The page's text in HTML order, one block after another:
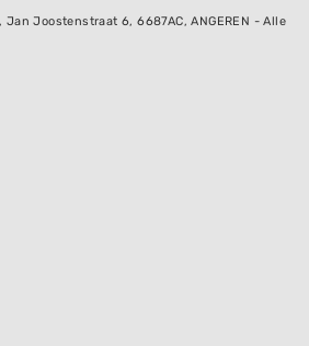
, Jan Joostenstraat 6, 6687AC, ANGEREN - Alle